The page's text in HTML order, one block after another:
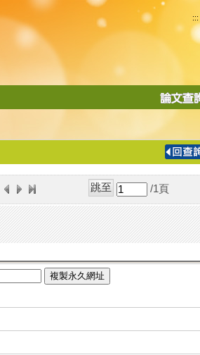
:::
導
/1 頁
複製永久網址